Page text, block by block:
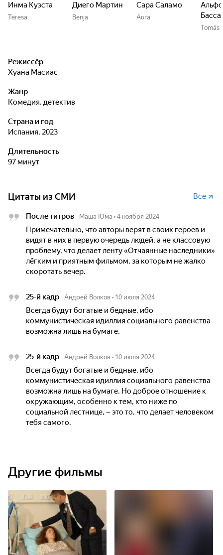
Инма Куэста
Teresa
Диего Мартин
Benja
Сара Саламо
Aura
Tomás
Режиссёр
Хуана Масиас
Жанр
комедия, детектив
Страна и год
Испания, 2023
Длительность
97 минут
Цитаты из СМИ Все
После титров Маша Юма • 4 ноября 2024
Примечательно, что авторы верят в своих героев и
видят в них в первую очередь людей, а не классовую
проблему, что делает ленту «Отчаянные наследники»
лёгким и приятным фильмом, за которым не жалко
скоротать вечер.
25-й кадр Андрей Волков • 10 июля 2024
Всегда будут богатые и бедные, ибо
коммунистическая идиллия социального равенства
возможна лишь на бумаге.
25-й кадр Андрей Волков • 10 июля 2024
Всегда будут богатые и бедные, ибо
коммунистическая идиллия социального равенства
возможна лишь на бумаге. Но доброе отношение к
окружающим, особенно к тем, кто ниже по
социальной лестнице, – это то, что делает человеком
тебя самого.
Другие фильмы